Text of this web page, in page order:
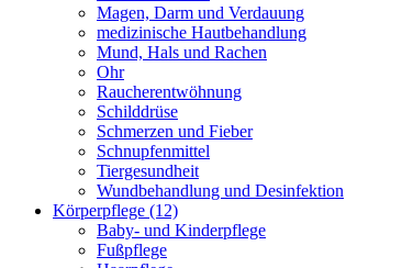
Magen, Darm und Verdauung
medizinische Hautbehandlung
Mund, Hals und Rachen
Ohr
Raucherentwöhnung
Schilddrüse
Schmerzen und Fieber
Schnupfenmittel
Tiergesundheit
Wundbehandlung und Desinfektion
Körperpflege (12)
Baby- und Kinderpflege
Fußpflege